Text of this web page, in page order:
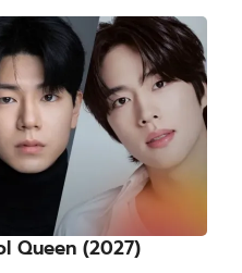
Queen (2027)